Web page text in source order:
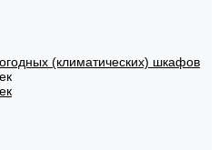
(климатических) шкафов